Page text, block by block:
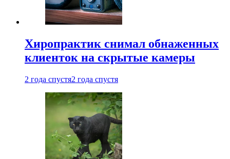
Хиропрактик снимал обнаженных
клиенток на скрытые камеры
2 года спустя2 года спустя